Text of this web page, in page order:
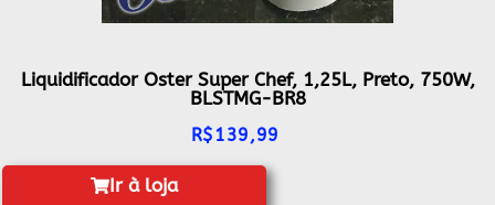
Liquidificador Oster Super Chef, 1,25L, Preto, 750W,
BLSTMG-BR8
R$139,99
Ir à loja